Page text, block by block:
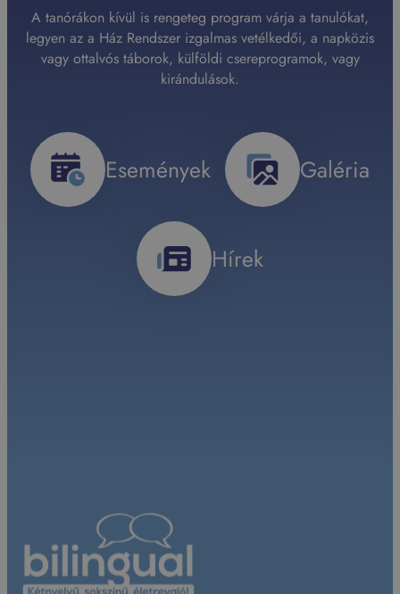
A tanórákon kívül is rengeteg program várja a tanulókat,
legyen az a Ház Rendszer izgalmas vetélkedői, a napközis
vagy ottalvós táborok, külföldi csereprogramok, vagy
kirándulások.
Események Galéria
Hírek